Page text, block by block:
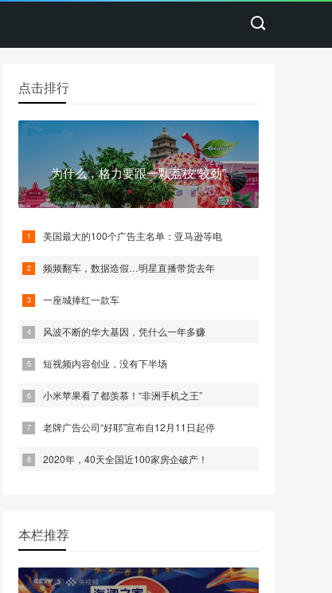
点击排行
为什么，格力要跟一颗荔枝“较劲”
美国最大的100个广告主名单：亚马逊等电
频频翻车，数据造假…明星直播带货去年
一座城捧红一款车
风波不断的华大基因，凭什么一年多赚
短视频内容创业，没有下半场
小米苹果看了都羡慕！“非洲手机之王”
老牌广告公司“好耶”宣布自12月11日起停
2020年，40天全国近100家房企破产！
本栏推荐